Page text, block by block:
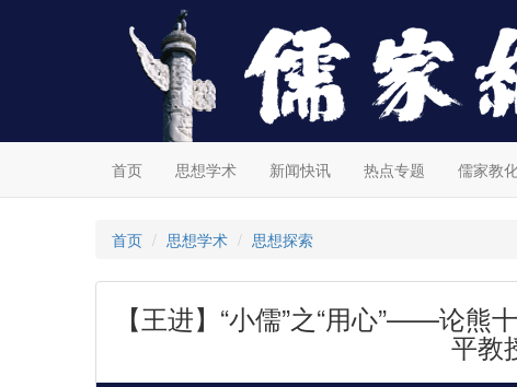
首页 思想学术 新闻快讯 热点专题 儒家教
首页 思想学术 思想探索
【王进】“小儒”之“用心”——论熊
平教